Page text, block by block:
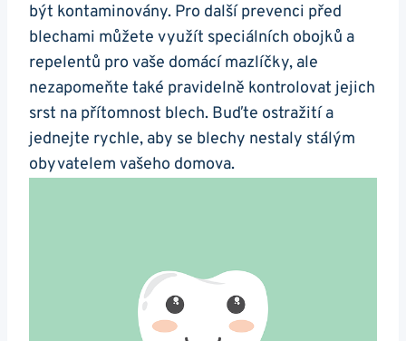
být kontaminovány. Pro další prevenci před
blechami můžete využít speciálních obojků a
repelentů pro vaše domácí mazlíčky, ale
nezapomeňte také pravidelně kontrolovat jejich
srst na přítomnost blech. Buďte ostražití a
jednejte rychle, aby se blechy nestaly stálým
obyvatelem vašeho domova.